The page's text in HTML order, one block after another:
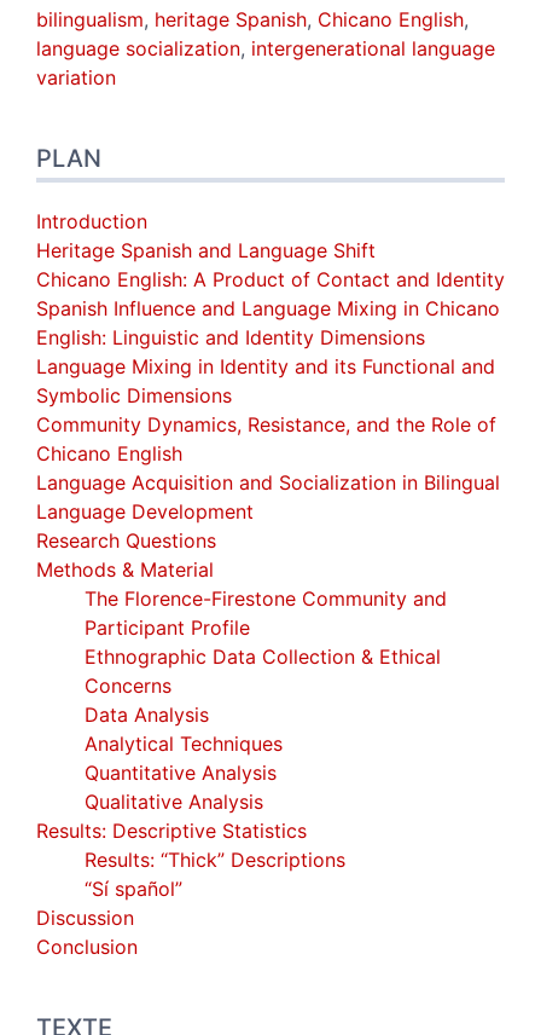
bilingualism, heritage Spanish, Chicano English,
language socialization, intergenerational language
variation
PLAN
Introduction
Heritage Spanish and Language Shift
Chicano English: A Product of Contact and Identity
Spanish Influence and Language Mixing in Chicano
English: Linguistic and Identity Dimensions
Language Mixing in Identity and its Functional and
Symbolic Dimensions
Community Dynamics, Resistance, and the Role of
Chicano English
Language Acquisition and Socialization in Bilingual
Language Development
Research Questions
Methods & Material
The Florence-Firestone Community and
Participant Profile
Ethnographic Data Collection & Ethical
Concerns
Data Analysis
Analytical Techniques
Quantitative Analysis
Qualitative Analysis
Results: Descriptive Statistics
Results: “Thick” Descriptions
“Sí spañol”
Discussion
Conclusion
TEXTE